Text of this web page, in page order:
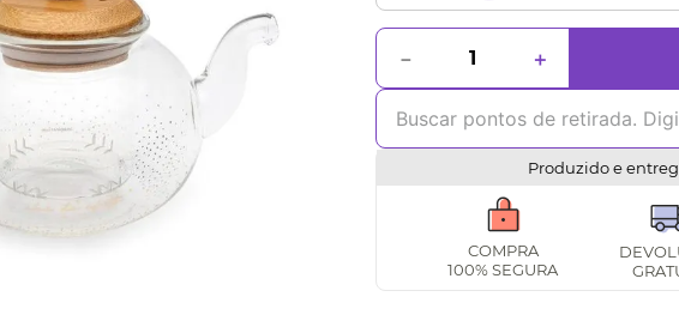
＋
－
Produzido e
COMPRA
100% SEGURA